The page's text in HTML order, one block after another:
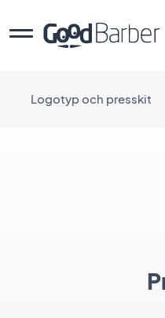
Logotyp och presskit